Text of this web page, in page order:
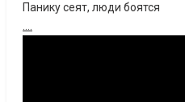
Панику сеят, люди боятся